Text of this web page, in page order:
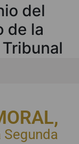
del
de la